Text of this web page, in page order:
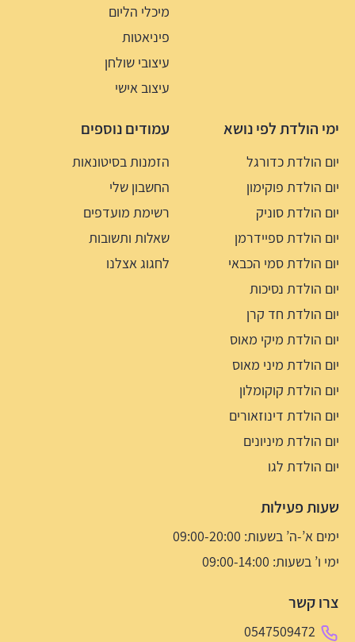
מיכלי הליום
פיניאטות
עיצובי שולחן
עיצוב אישי
ימי הולדת לפי נושא
יום הולדת כדורגל
יום הולדת פוקימון
יום הולדת סוניק
יום הולדת ספיידרמן
יום הולדת סמי הכבאי
יום הולדת נסיכות
יום הולדת חד קרן
יום הולדת מיקי מאוס
יום הולדת מיני מאוס
יום הולדת קוקומלון
יום הולדת דינוזאורים
יום הולדת מיניונים
יום הולדת לגו
עמודים נוספים
הזמנות בסיטונאות
החשבון שלי
רשימת מועדפים
שאלות ותשובות
לחגוג אצלנו
שעות פעילות
ימים א’-ה’ בשעות: 09:00-20:00
ימי ו’ בשעות: 09:00-14:00
צרו קשר
0547509472